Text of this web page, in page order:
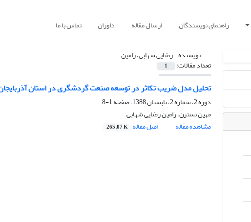
راهنمای نویسندگان ارسال مقاله داوران تماس با ما
نویسنده =رضایی شهابی، رامین
تعداد مقالات: 1
تحلیل مدل ضریب تکاثر در توسعه صنعت گردشگری در استان
دوره 2، شماره 2، تابستان 1388، صفحه
1-8
مهین نسترن، رامین رضایی شهابی
مشاهده مقاله
اصل مقاله 265.07 K